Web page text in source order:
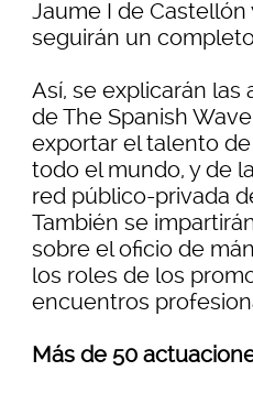
Jaume I de Castellón
seguirán un
Así, se explicarán
de The Spanish
exportar el talento
todo el mundo, y de
red público-privada
También se
sobre el oficio de
los roles de los
encuentros
Más de 50